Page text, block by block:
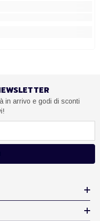
in arrivo e godi di sconti